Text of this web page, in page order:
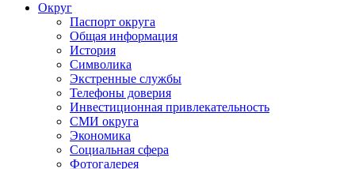
Округ
Паспорт округа
Общая информация
История
Символика
Экстренные службы
Телефоны доверия
Инвестиционная привлекательность
СМИ округа
Экономика
Социальная сфера
Фотогалерея